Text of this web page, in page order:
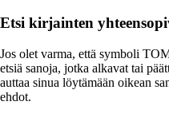
Etsi kirjainten
Jos olet varma, että symboli
etsiä sanoja, jotka alkavat tai
auttaa sinua löytämään oikean
ehdot.